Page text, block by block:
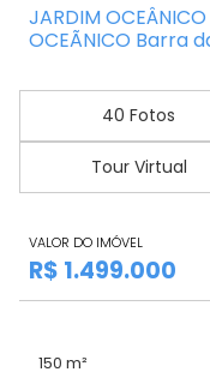
JARDIM
OCEÃNICO Barra
40 Fotos
Tour Virtual
VALOR DO IMÓVEL
R$ 1.499.000
150 m²